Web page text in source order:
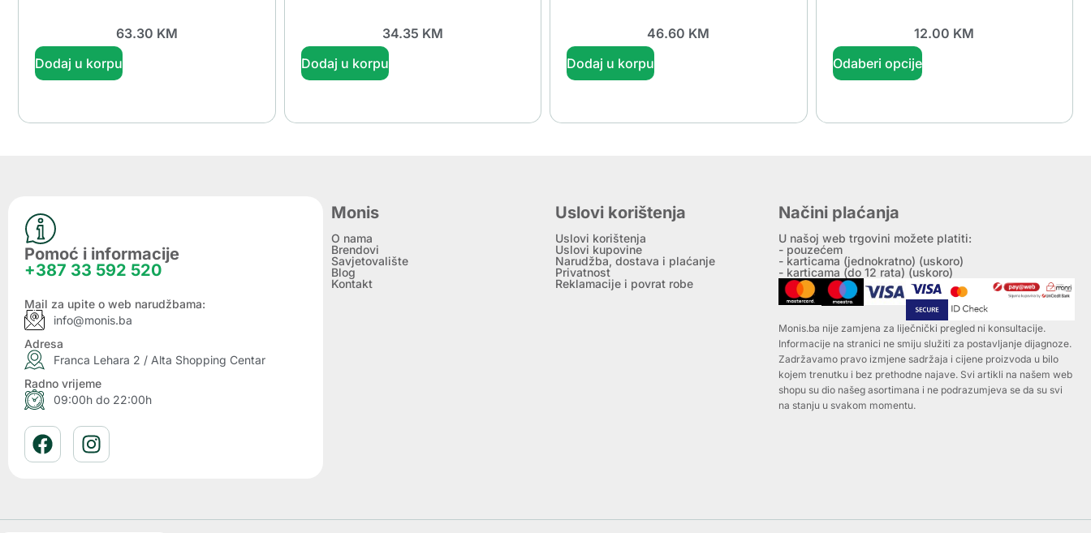
63.30 KM
Dodaj u korpu
34.35 KM
Dodaj u korpu
46.60 KM
Dodaj u korpu
12.00 KM
Odaberi opcije
Pomoć i informacije
+387 33 592 520
Mail za upite o web narudžbama:
info@monis.ba
Adresa
Franca Lehara 2 / Alta Shopping Centar
Radno vrijeme
09:00h do 22:00h
Monis
O nama
Brendovi
Savjetovalište
Blog
Kontakt
Uslovi korištenja
Uslovi korištenja
Uslovi kupovine
Narudžba, dostava i plaćanje
Privatnost
Reklamacije i povrat robe
Načini plaćanja
U našoj web trgovini možete platiti:
- pouzećem
- karticama (jednokratno) (uskoro)
- karticama (do 12 rata) (uskoro)
Monis.ba nije zamjena za liječnički pregled ni konsultacije.
Informacije na stranici ne smiju služiti za postavljanje dijagnoze.
Zadržavamo pravo izmjene sadržaja i cijene proizvoda u bilo
kojem trenutku i bez prethodne najave. Svi artikli na našem web
shopu su dio našeg asortimana i ne podrazumjeva se da su svi
na stanju u svakom momentu.